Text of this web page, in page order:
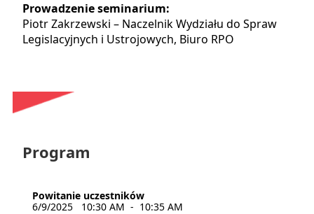
Prowadzenie seminarium:
Piotr Zakrzewski – Naczelnik Wydziału do Spraw
Legislacyjnych i Ustrojowych, Biuro RPO
Program
Powitanie uczestników
6/9/2025
10:30 AM - 10:35 AM